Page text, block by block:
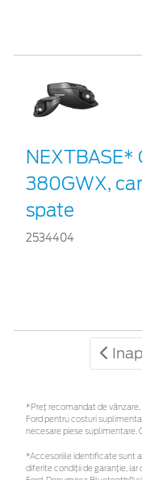
NEXTBASE*
380GWX,
spate
2534404
*Preţ recomandat de
Ford pentru costuri
necesare piese suplimentare.
*Accesoriile identificate sunt
diferite condiții de garanție,